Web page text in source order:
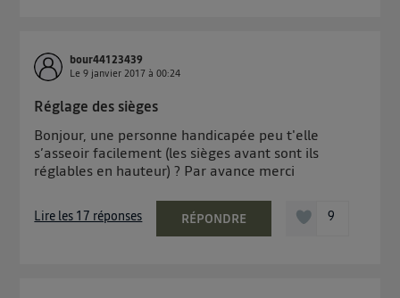
bour44123439
Le9 janvier 2017 à00:24
Réglage des sièges
Bonjour, une personne handicapée peu t'elle
s’asseoir facilement (les sièges avant sont ils
réglables en hauteur) ? Par avance merci
Lire les 17 réponses RÉPONDRE 9